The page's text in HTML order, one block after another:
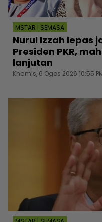
MSTAR | SEMASA
Nurul Izzah lepas
Presiden PKR,
lanjutan
Khamis, 6 Ogos 2026 10:55